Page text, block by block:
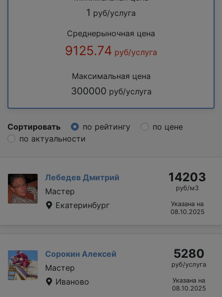
1 руб/услуга
Среднерыночная цена
9125.74 руб/услуга
Максимальная цена
300000 руб/услуга
Сортировать по рейтингу
по цене
по актуальности
Лебедев Дмитрий
Мастер
Екатеринбург
14203
руб/м3
Указана на
08.10.2025
Сорокин Алексей
Мастер
Иваново
5280
руб/услуга
Указана на
08.10.2025